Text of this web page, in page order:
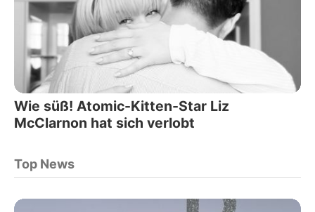
Wie süß! Atomic-Kitten-Star Liz
McClarnon hat sich verlobt
Top News